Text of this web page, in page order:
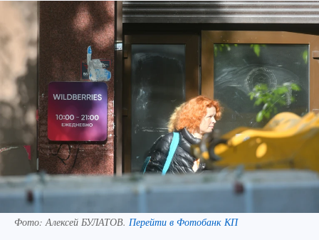
Фото:Алексей БУЛАТОВ. Перейти в Фотобанк КП